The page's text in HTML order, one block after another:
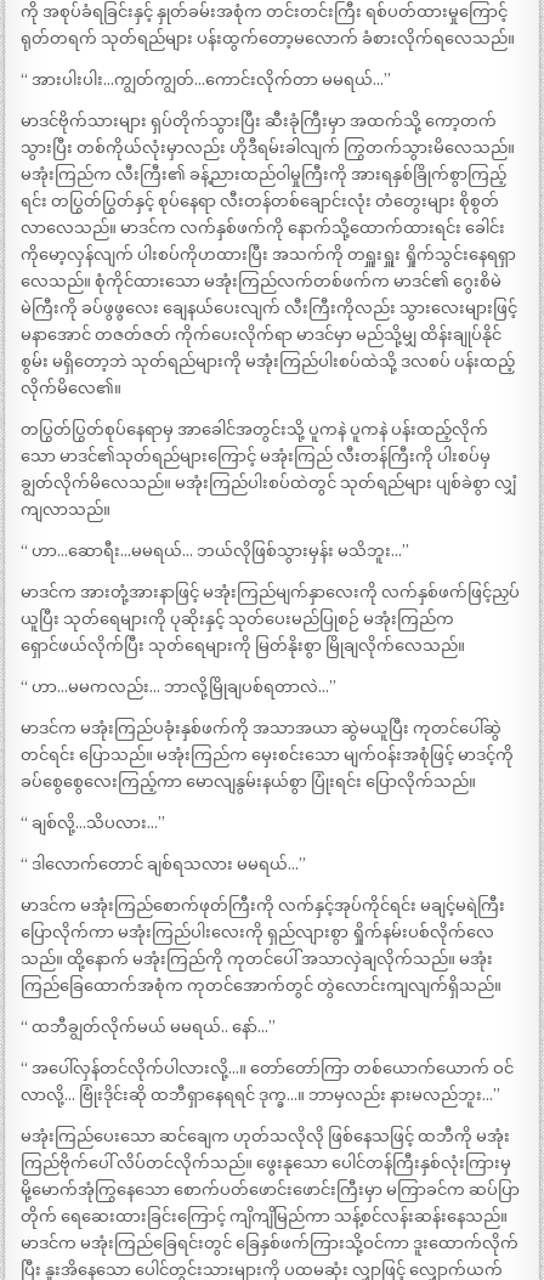
ကို အစုပ်ခံရခြင်းနှင့် နှုတ်ခမ်းအစုံက တင်းတင်းကြီး ရစ်ပတ်ထားမှုကြောင့်
ရုတ်တရက် သုတ်ရည်များ ပန်းထွက်တော့မလောက် ခံစားလိုက်ရလေသည်။
“ အားပါးပါး…ကျွတ်ကျွတ်…ကောင်းလိုက်တာ မမရယ်…”
မာဒင်ဗိုက်သားများ ရှပ်တိုက်သွားပြီး ဆီးခုံကြီးမှာ အထက်သို့ ကော့တက်
သွားပြီး တစ်ကိုယ်လုံးမှာလည်း ဟိုဒီရမ်းခါလျက် ကြွတက်သွားမိလေသည်။
မအုံးကြည်က လီးကြီး၏ ခန့်ညားထည်ဝါမှုကြီးကို အားရနှစ်ခြိုက်စွာကြည့်
ရင်း တပြွတ်ပြွတ်နှင့် စုပ်နေရာ လီးတန်တစ်ချောင်းလုံး တံတွေးများ စိုစွတ်
လာလေသည်။ မာဒင်က လက်နှစ်ဖက်ကို နောက်သို့ထောက်ထားရင်း ခေါင်း
ကိုမော့လှန်လျက် ပါးစပ်ကိုဟထားပြီး အသက်ကို တရှူးရှူး ရှိုက်သွင်းနေရရှာ
လေသည်။ စုံကိုင်ထားသော မအုံးကြည်လက်တစ်ဖက်က မာဒင်၏ ဂွေးစိမဲ
မဲကြီးကို ခပ်ဖွဖွလေး ချေနယ်ပေးလျက် လီးကြီးကိုလည်း သွားလေးများဖြင့်
မနာအောင် တဇတ်ဇတ် ကိုက်ပေးလိုက်ရာ မာဒင်မှာ မည်သို့မျှ ထိန်းချုပ်နိုင်
စွမ်း မရှိတော့ဘဲ သုတ်ရည်များကို မအုံးကြည်ပါးစပ်ထဲသို့ ဒလစပ် ပန်းထည့်
လိုက်မိလေ၏။
တပြွတ်ပြွတ်စုပ်နေရာမှ အာခေါင်အတွင်းသို့ ပူကနဲ ပူကနဲ ပန်းထည့်လိုက်
သော မာဒင်၏သုတ်ရည်များကြောင့် မအုံးကြည် လီးတန်ကြီးကို ပါးစပ်မှ
ချွတ်လိုက်မိလေသည်။ မအုံးကြည်ပါးစပ်ထဲတွင် သုတ်ရည်များ ပျစ်ခဲစွာ လျှံ
ကျလာသည်။
“ ဟာ…ဆောရီး…မမရယ်… ဘယ်လိုဖြစ်သွားမှန်း မသိဘူး…”
မာဒင်က အားတုံ့အားနာဖြင့် မအုံးကြည်မျက်နှာလေးကို လက်နှစ်ဖက်ဖြင့်ညှပ်
ယူပြီး သုတ်ရေများကို ပုဆိုးနှင့် သုတ်ပေးမည်ပြုစဉ် မအုံးကြည်က
ရှောင်ဖယ်လိုက်ပြီး သုတ်ရေများကို မြတ်နိုးစွာ မြိုချလိုက်လေသည်။
“ ဟာ…မမကလည်း… ဘာလို့မြိုချပစ်ရတာလဲ…”
မာဒင်က မအုံးကြည်ပခုံးနှစ်ဖက်ကို အသာအယာ ဆွဲမယူပြီး ကုတင်ပေါ်ဆွဲ
တင်ရင်း ပြောသည်။ မအုံးကြည်က မှေးစင်းသော မျက်ဝန်းအစုံဖြင့် မာဒင့်ကို
ခပ်စွေစွေလေးကြည့်ကာ မောလျနွမ်းနယ်စွာ ပြုံးရင်း ပြောလိုက်သည်။
“ ချစ်လို့…သိပလား…”
“ ဒါလောက်တောင် ချစ်ရသလား မမရယ်…”
မာဒင်က မအုံးကြည်စောက်ဖုတ်ကြီးကို လက်နှင့်အုပ်ကိုင်ရင်း မချင့်မရဲကြီး
ပြောလိုက်ကာ မအုံးကြည်ပါးလေးကို ရှည်လျားစွာ ရှိုက်နမ်းပစ်လိုက်လေ
သည်။ ထို့နောက် မအုံးကြည်ကို ကုတင်ပေါ် အသာလှဲချလိုက်သည်။ မအုံး
ကြည်ခြေထောက်အစုံက ကုတင်အောက်တွင် တွဲလောင်းကျလျက်ရှိသည်။
“ ထဘီချွတ်လိုက်မယ် မမရယ်.. နော်…”
“ အပေါ်လှန်တင်လိုက်ပါလားလို့…။ တော်တော်ကြာ တစ်ယောက်ယောက် ဝင်
လာလို့… ဗြုံးဒိုင်းဆို ထဘီရှာနေရရင် ဒုက္ခ…။ ဘာမှလည်း နားမလည်ဘူး…”
မအုံးကြည်ပေးသော ဆင်ချေက ဟုတ်သလိုလို ဖြစ်နေသဖြင့် ထဘီကို မအုံး
ကြည်ဗိုက်ပေါ် လိပ်တင်လိုက်သည်။ ဖွေးနုသော ပေါင်တန်ကြီးနှစ်လုံးကြားမှ
မို့မောက်အုံကြွနေသော စောက်ပတ်ဖောင်းဖောင်းကြီးမှာ မကြာခင်က ဆပ်ပြာ
တိုက် ရေဆေးထားခြင်းကြောင့် ကျိကျိမြည်ကာ သန့်စင်လန်းဆန်းနေသည်။
မာဒင်က မအုံးကြည်ခြေရင်းတွင် ခြေနှစ်ဖက်ကြားသို့ဝင်ကာ ဒူးထောက်လိုက်
ပြီး နူးအိနေသော ပေါင်တွင်းသားများကို ပထမဆုံး လျှာဖြင့် လျှောက်ယက်